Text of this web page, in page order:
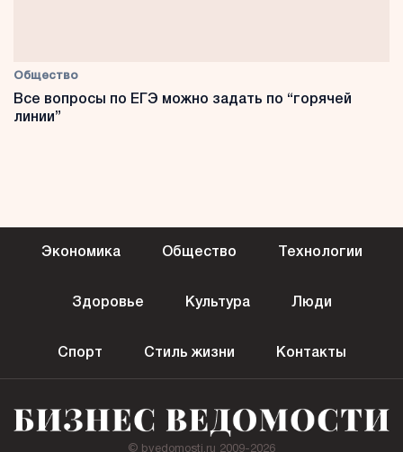
Общество
Все вопросы по ЕГЭ можно задать по “горячей
линии”
Экономика Общество Технологии
Здоровье Культура Люди
Спорт Стиль жизни Контакты
© bvedomosti.ru 2009-2026